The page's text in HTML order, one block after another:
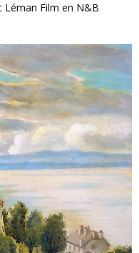
Léman Film en N&B